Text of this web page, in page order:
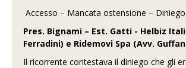
Accesso – Mancata ostensione –
Pres. Bignami – Est. Gatti - Helbiz
Ferradini) e Ridemovi Spa (Avv.
Il ricorrente contestava il diniego che gli